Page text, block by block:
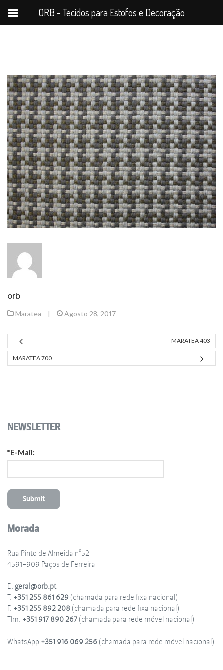
orb
Maratea | Agosto 28, 2017
MARATEA 403
MARATEA 700
NEWSLETTER
*E-Mail:
Morada
Rua Pinto de Almeida nº52
4591-909 Paços de Ferreira
E. geral@orb.pt
T. +351 255 861 629 (chamada para rede fixa nacional)
F. +351 255 892 208(chamada para rede fixa nacional)
Tlm. +351 917 890 267(chamada para rede móvel nacional)
WhatsApp +351 916 069 256 (chamada para rede móvel nacional)
ORB - Tecidos para Estofos e Decoração